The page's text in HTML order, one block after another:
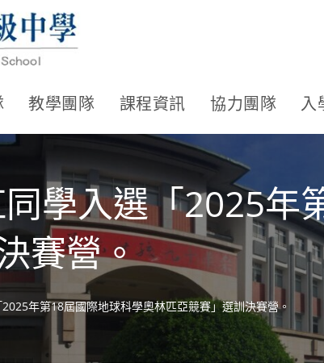
教學團隊 課程資訊 協力團隊 入
學入選「2025年
賽營。
年第18屆國際地球科學奧林匹亞競賽」選訓決賽營。